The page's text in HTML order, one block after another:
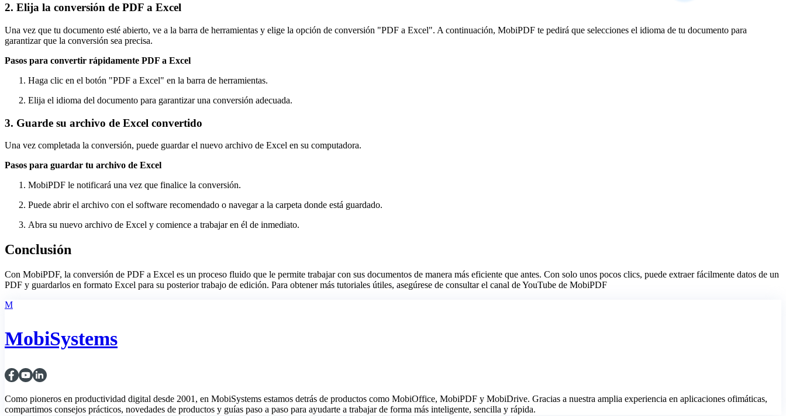
2. Elija la conversión de PDF a Excel
Una vez que tu documento esté abierto, ve a la barra de herramientas y elige la opción de conversión "PDF a Excel". A continuación, MobiPDF te pedirá que selecciones el idioma de tu documento para
garantizar que la conversión sea precisa.
Pasos para convertir rápidamente PDF a Excel
Haga clic en el botón "PDF a Excel" en la barra de herramientas.
Elija el idioma del documento para garantizar una conversión adecuada.
3. Guarde su archivo de Excel convertido
Una vez completada la conversión, puede guardar el nuevo archivo de Excel en su computadora.
Pasos para guardar tu archivo de Excel
MobiPDF le notificará una vez que finalice la conversión.
Puede abrir el archivo con el software recomendado o navegar a la carpeta donde está guardado.
Abra su nuevo archivo de Excel y comience a trabajar en él de inmediato.
Conclusión
Con MobiPDF, la conversión de PDF a Excel es un proceso fluido que le permite trabajar con sus documentos de manera más eficiente que antes. Con solo unos pocos clics, puede extraer fácilmente datos de un
PDF y guardarlos en formato Excel para su posterior trabajo de edición. Para obtener más tutoriales útiles, asegúrese de consultar el canal de YouTube de MobiPDF
M
MobiSystems
Como pioneros en productividad digital desde 2001, en MobiSystems estamos detrás de productos como MobiOffice, MobiPDF y MobiDrive. Gracias a nuestra amplia experiencia en aplicaciones ofimáticas,
compartimos consejos prácticos, novedades de productos y guías paso a paso para ayudarte a trabajar de forma más inteligente, sencilla y rápida.